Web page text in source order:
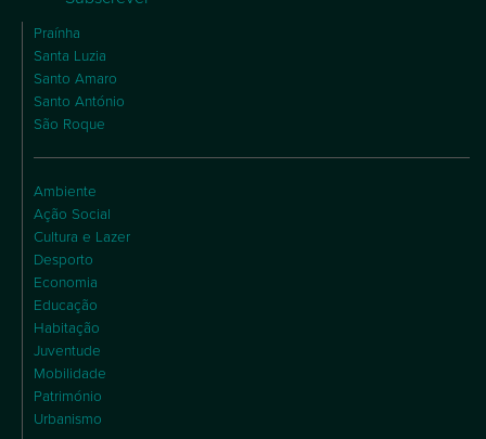
Praínha
Santa Luzia
Santo Amaro
Santo António
São Roque
Ambiente
Ação Social
Cultura e Lazer
Desporto
Economia
Educação
Habitação
Juventude
Mobilidade
Património
Urbanismo